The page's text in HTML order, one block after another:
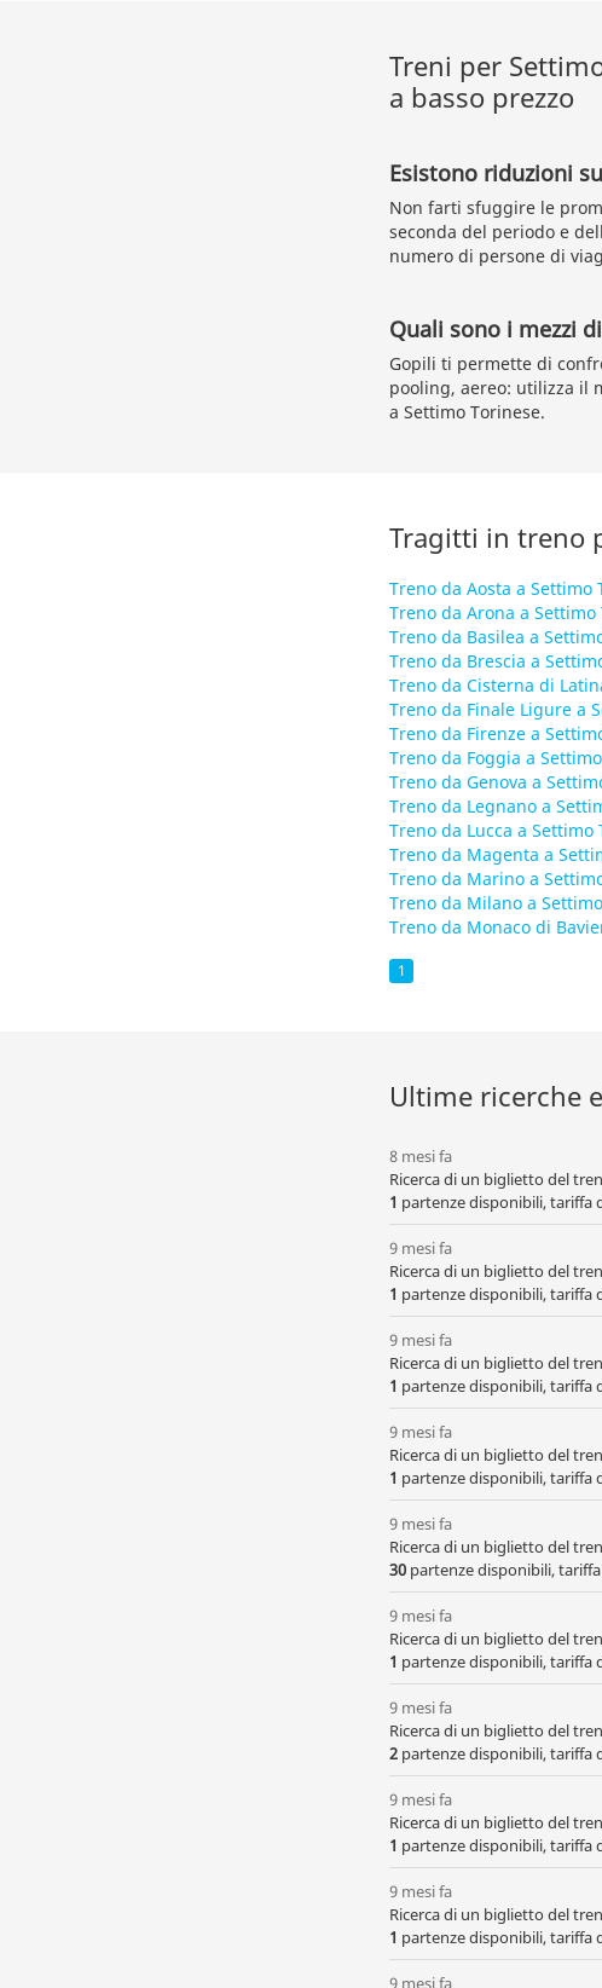
Treni per
a basso prezzo
Esistono riduzioni
Non farti sfuggire le
seconda del periodo e
numero di persone di
Quali sono i mezzi
Gopili ti permette di
pooling, aereo: utilizza il
a Settimo Torinese.
Tragitti in treno
Treno da Aosta a Settimo
Treno da Arona a Settimo
Treno da Basilea a
Treno da Brescia a
Treno da Cisterna di
Treno da Finale Ligure a
Treno da Firenze a
Treno da Foggia a
Treno da Genova a
Treno da Legnano a
Treno da Lucca a Settimo
Treno da Magenta a
Treno da Marino a
Treno da Milano a
Treno da Monaco di
1
Ultime ricerche
8 mesi fa
Ricerca di un biglietto del
1 partenze disponibili, tariffa
9 mesi fa
Ricerca di un biglietto del
1 partenze disponibili, tariffa
9 mesi fa
Ricerca di un biglietto del
1 partenze disponibili, tariffa
9 mesi fa
Ricerca di un biglietto del
1 partenze disponibili, tariffa
9 mesi fa
Ricerca di un biglietto del
30 partenze disponibili, tariffa
9 mesi fa
Ricerca di un biglietto del
1 partenze disponibili, tariffa
9 mesi fa
Ricerca di un biglietto del
2 partenze disponibili, tariffa
9 mesi fa
Ricerca di un biglietto del
1 partenze disponibili, tariffa
9 mesi fa
Ricerca di un biglietto del
1 partenze disponibili, tariffa
9 mesi fa